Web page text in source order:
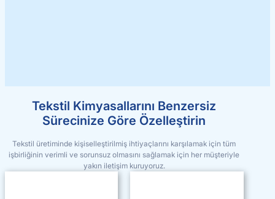
Tekstil Kimyasallarını Benzersiz
Sürecinize Göre Özelleştirin
Tekstil üretiminde kişiselleştirilmiş ihtiyaçlarını karşılamak için tüm
işbirliğinin verimli ve sorunsuz olmasını sağlamak için her müşteriyle
yakın iletişim kuruyoruz.